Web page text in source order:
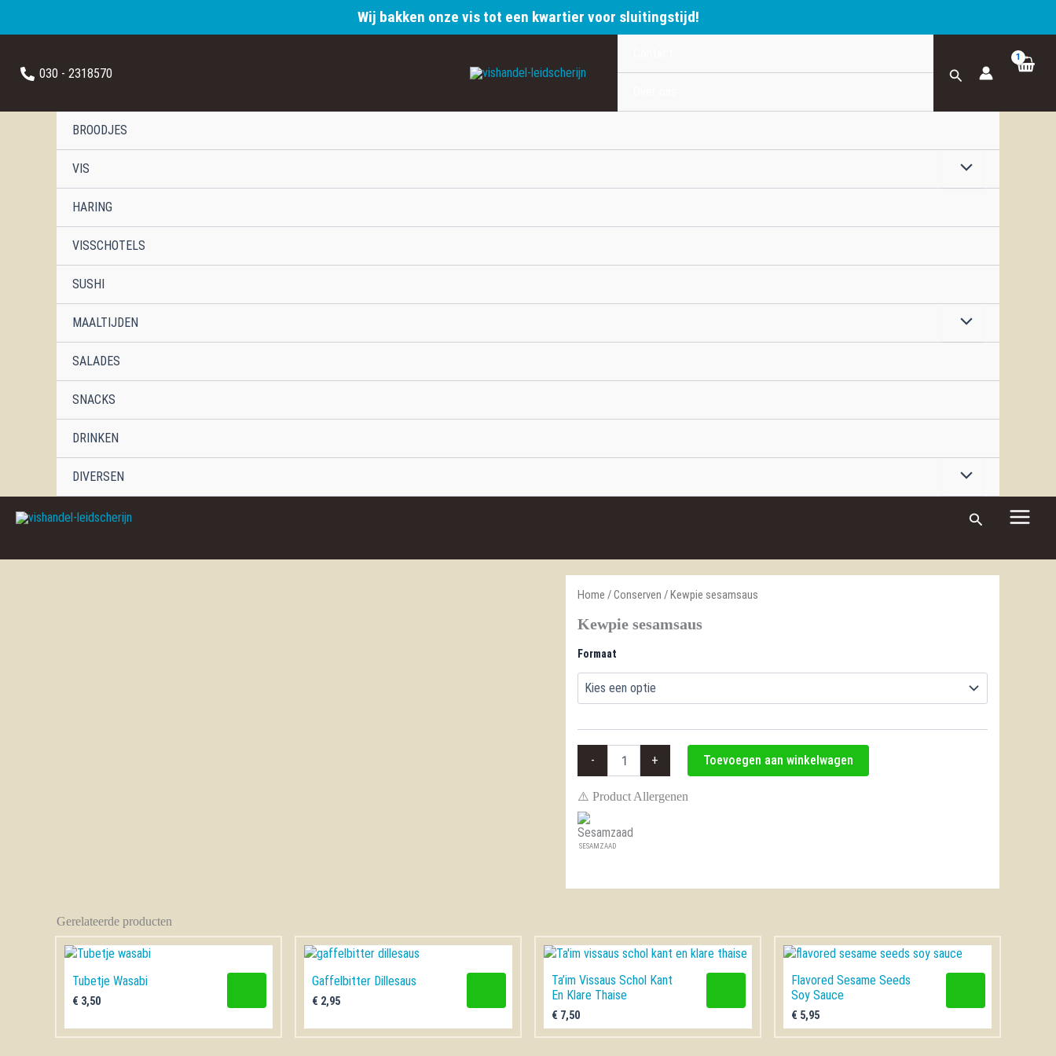
Wij bakken onze vis tot een kwartier voor sluitingstijd!
030 - 2318570 Zoeken
BROODJES
VIS
HARING
VISSCHOTELS
SUSHI
MAALTIJDEN
SALADES
SNACKS
DRINKEN
DIVERSEN
Zoeken
Home /Conserven / Kewpie sesamsaus
Kewpie sesamsaus
Formaat
-
sesamsaus
+ Toevoegen aan winkelwagen
⚠️ Product Allergenen
SESAMZAAD
Gerelateerde producten
Tubetje Wasabi
€ 3,50
Gaffelbitter Dillesaus
€ 2,95
Ta’im Vissaus Schol Kant
En Klare Thaise
€ 7,50
Flavored Sesame Seeds
Soy Sauce
€ 5,95